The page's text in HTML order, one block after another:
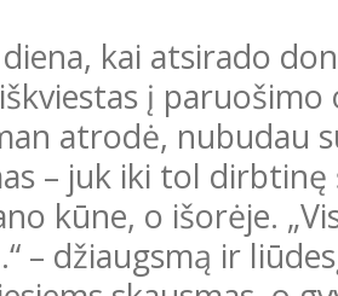
kai atsirado
į
atrodė, nubudau
– juk iki tol
kūne, o išorėje.
– džiaugsmą ir